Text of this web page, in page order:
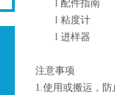
l 配件指南
l 粘度计
l 进样器
注意事项
1.使用或搬运，